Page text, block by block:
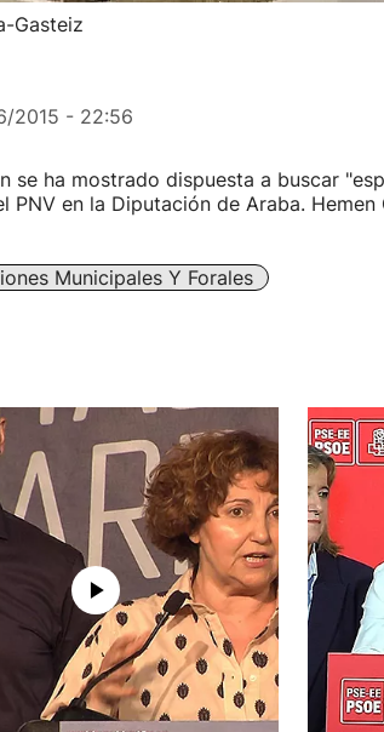
Gasteiz
2015 - 22:56
se ha mostrado dispuesta a buscar
PNV en la Diputación de Araba. Hemen
Municipales Y Forales